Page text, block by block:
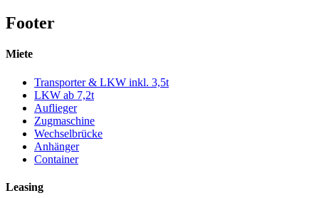
Footer
Miete
Transporter & LKW inkl. 3,5t
LKW ab 7,2t
Auflieger
Zugmaschine
Wechselbrücke
Anhänger
Container
Leasing